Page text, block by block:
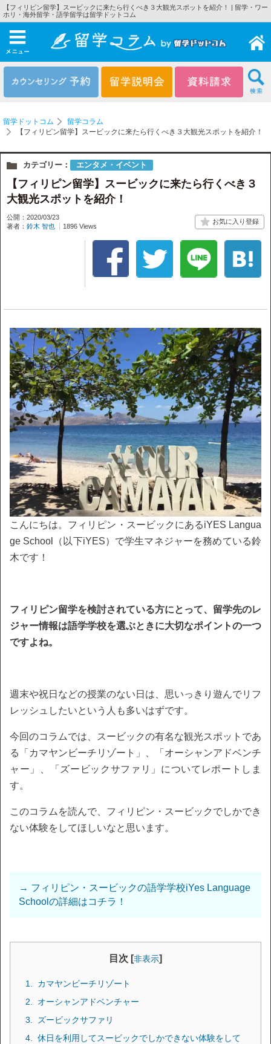
【フィリピン留学】スービックに来たら行くべき３大観光スポットを紹介！ | 留学・ワー
ホリ・海外留学・語学留学は留学ドットコム
メニュー
留学ドットコム
留学コラム
【フィリピン留学】スービックに来たら行くべき３大観光スポットを紹介！
カテゴリー： エンタメ・イベント
【フィリピン留学】スービックに来たら行くべき３
大観光スポットを紹介！
公開：2020/03/23
著者： 鈴木 智也 1896 Views
こんにちは。フィリピン・スービックにあるiYES Langua
ge School（以下iYES）で学生マネジャーを務めている鈴
木です！
フィリピン留学を検討されている方にとって、留学先のレ
ジャー情報は語学学校を選ぶときに大切なポイントの一つ
ですよね。
週末や祝日などの授業のない日は、思いっきり遊んでリフ
レッシュしたいという人も多いはずです。
今回のコラムでは、スービックの有名な観光スポットであ
る「カマヤンビーチリゾート」、「オーシャンアドベンチ
ャー」、「ズービックサファリ」についてレポートしま
す。
このコラムを読んで、フィリピン・スービックでしかでき
ない体験をしてほしいなと思います。
→ フィリピン・スービックの語学学校iYes Language
Schoolの詳細はコチラ！
目次 [非表示]
カマヤンビーチリゾート
オーシャンアドベンチャー
ズービックサファリ
休日を利用してスービックでしかできない体験をして